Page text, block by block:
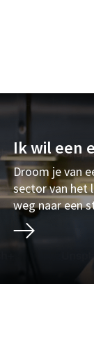
Ik wil een
Droom je van
sector van het
weg naar een